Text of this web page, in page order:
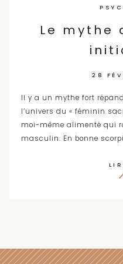
Le mythe
28
Il y a un mythe fort
l’univers du « féminin
moi-même alimenté qui
masculin. En bonne